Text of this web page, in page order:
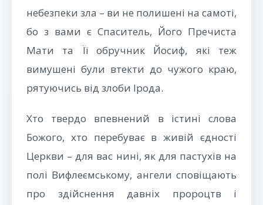
небезпеки зла – ви не полишені на самоті,
бо з вами є Спаситель, Його Пречиста
Мати та Її обручник Йосиф, які теж
вимушені були втекти до чужого краю,
рятуючись від злоби Ірода.
Хто твердо впевнений в істині слова
Божого, хто перебуває в живій єдності
Церкви – для вас нині, як для пастухів на
полі Вифлеємському, ангели сповіщають
про здійснення давніх пророцтв і